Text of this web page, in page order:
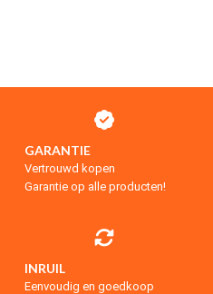
GARANTIE
Vertrouwd kopen
Garantie op alle producten!
INRUIL
Eenvoudig en goedkoop